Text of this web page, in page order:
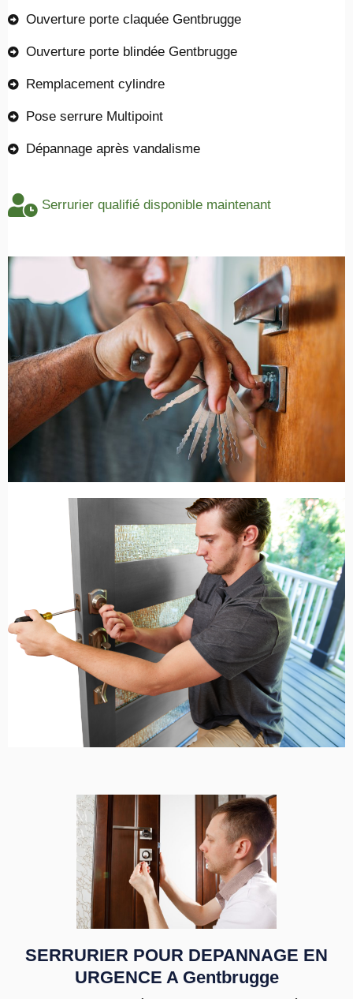
Ouverture porte claquée Gentbrugge
Ouverture porte blindée Gentbrugge
Remplacement cylindre
Pose serrure Multipoint
Dépannage après vandalisme
Serrurier qualifié disponible maintenant
SERRURIER POUR DEPANNAGE EN
URGENCE A Gentbrugge